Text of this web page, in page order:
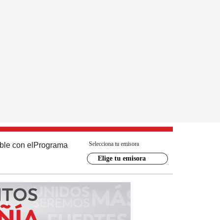
con el Programa Selecciona tu emisora
Elige tu emisora